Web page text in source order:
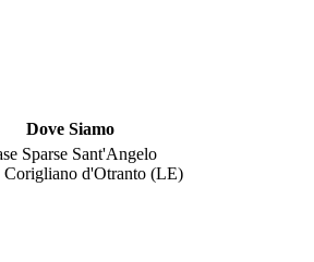
Dove Siamo
Sparse Sant'Angelo
Corigliano d'Otranto (LE)